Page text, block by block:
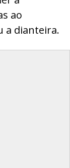
ao
a dianteira.